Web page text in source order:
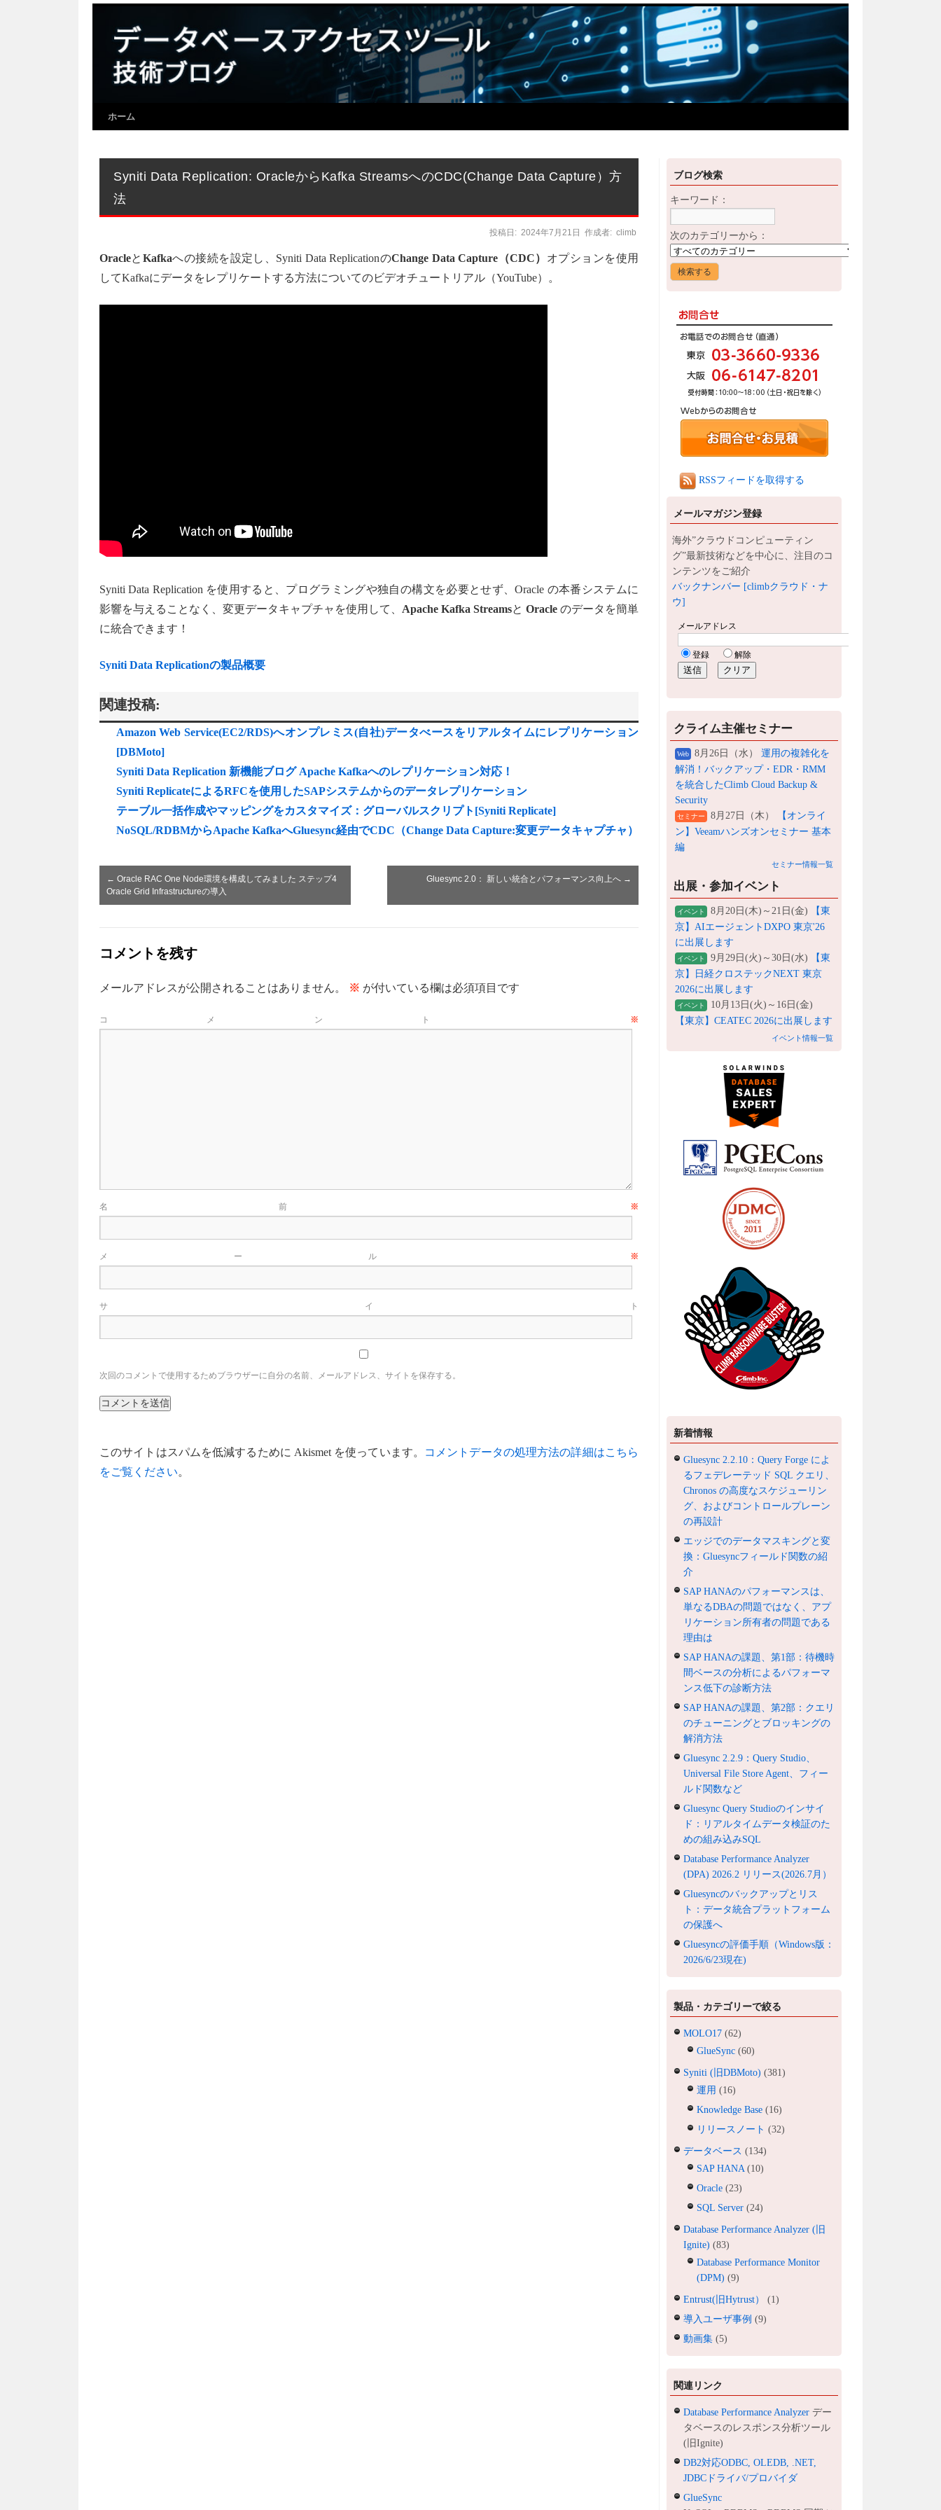
ホーム
Syniti Data Replication: OracleからKafka StreamsへのCDC(Change Data Capture）方
法
投稿日: 2024年7月21日 作成者: climb
Oracleと Kafkaへの接続を設定し、Syniti Data ReplicationのChange Data Capture（CDC） オプションを使用
してKafkaにデータをレプリケートする方法についてのビデオチュートリアル（YouTube）。
Syniti Data Replication を使用すると、プログラミングや独自の構文を必要とせず、Oracle の本番システムに
影響を与えることなく、変更データキャプチャを使用して、 Apache Kafka Streamsと Oracle のデータを簡単
に統合できます！
Syniti Data Replicationの製品概要
関連投稿:
Amazon Web Service(EC2/RDS)へオンプレミス(自社)データべースをリアルタイムにレプリケーション
[DBMoto]
Syniti Data Replication 新機能ブログ Apache Kafkaへのレプリケーション対応！
Syniti ReplicateによるRFCを使用したSAPシステムからのデータレプリケーション
テーブル一括作成やマッピングをカスタマイズ：グローバルスクリプト[Syniti Replicate]
NoSQL/RDBMからApache KafkaへGluesync経由でCDC（Change Data Capture:変更データキャプチャ）
← Oracle RAC One Node環境を構成してみました ステップ4
Oracle Grid Infrastructureの導入
Gluesync 2.0： 新しい統合とパフォーマンス向上へ →
コメントを残す
メールアドレスが公開されることはありません。 ※ が付いている欄は必須項目です
コメント ※
名前 ※
メール ※
サイト
次回のコメントで使用するためブラウザーに自分の名前、メールアドレス、サイトを保存する。
このサイトはスパムを低減するために Akismet を使っています。
コメントデータの処理方法の詳細はこちら
をご覧ください。
ブログ検索
キーワード：
次のカテゴリーから：
RSSフィードを取得する
メールマガジン登録
海外”クラウドコンピューティン
グ”最新技術などを中心に、注目のコ
ンテンツをご紹介
バックナンバー [climbクラウド・ナ
ウ]
クライム主催セミナー
Web 8月26日（水） 運用の複雑化を
解消！バックアップ・EDR・RMM
を統合したClimb Cloud Backup &
Security
セミナー 8月27日（木）
【オンライ
ン】Veeamハンズオンセミナー 基本
編
セミナー情報一覧
出展・参加イベント
イベント 8月20日(木)～21日(金)
【東
京】AIエージェントDXPO 東京'26
に出展します
イベント 9月29日(火)～30日(水)
【東
京】日経クロステックNEXT 東京
2026に出展します
イベント
10月13日(火)～16日(金)
【東京】CEATEC 2026に出展します
イベント情報一覧
新着情報
Gluesync 2.2.10：Query Forge によ
るフェデレーテッド SQL クエリ、
Chronos の高度なスケジューリン
グ、およびコントロールプレーン
の再設計
エッジでのデータマスキングと変
換：Gluesyncフィールド関数の紹
介
SAP HANAのパフォーマンスは、
単なるDBAの問題ではなく、アプ
リケーション所有者の問題である
理由は
SAP HANAの課題、第1部：待機時
間ベースの分析によるパフォーマ
ンス低下の診断方法
SAP HANAの課題、第2部：クエリ
のチューニングとブロッキングの
解消方法
Gluesync 2.2.9：Query Studio、
Universal File Store Agent、フィー
ルド関数など
Gluesync Query Studioのインサイ
ド：リアルタイムデータ検証のた
めの組み込みSQL
Database Performance Analyzer
(DPA) 2026.2 リリース(2026.7月）
Gluesyncのバックアップとリス
ト：データ統合プラットフォーム
の保護へ
Gluesyncの評価手順（Windows版：
2026/6/23現在)
製品・カテゴリーで絞る
MOLO17 (62)
GlueSync (60)
Syniti (旧DBMoto) (381)
運用 (16)
Knowledge Base (16)
リリースノート (32)
データベース (134)
SAP HANA (10)
Oracle (23)
SQL Server (24)
Database Performance Analyzer (旧
Ignite) (83)
Database Performance Monitor
(DPM) (9)
Entrust(旧Hytrust）
(1)
導入ユーザ事例 (9)
動画集 (5)
関連リンク
Database Performance Analyzer デー
タベースのレスポンス分析ツール
(旧Ignite)
DB2対応ODBC, OLEDB, .NET,
JDBCドライバ/プロバイダ
GlueSync